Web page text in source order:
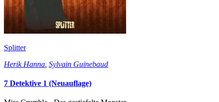
Splitter
Herik Hanna Sylvain Guinebaud
7 Detektive 1 (Neuauflage)